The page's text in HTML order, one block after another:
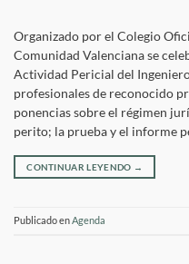
Organizado por el Colegio
Comunidad Valenciana se
Actividad Pericial del
profesionales de reconocido
ponencias sobre el régimen
perito; la prueba y el informe
CONTINUAR LEYENDO →
Publicado enAgenda